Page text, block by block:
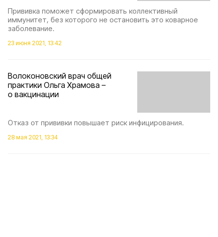
Прививка поможет сформировать коллективный
иммунитет, без которого не остановить это коварное
заболевание.
23 июня 2021, 13:42
Волоконовский врач общей
практики Ольга Храмова –
о вакцинации
Отказ от прививки повышает риск инфицирования.
28 мая 2021, 13:34